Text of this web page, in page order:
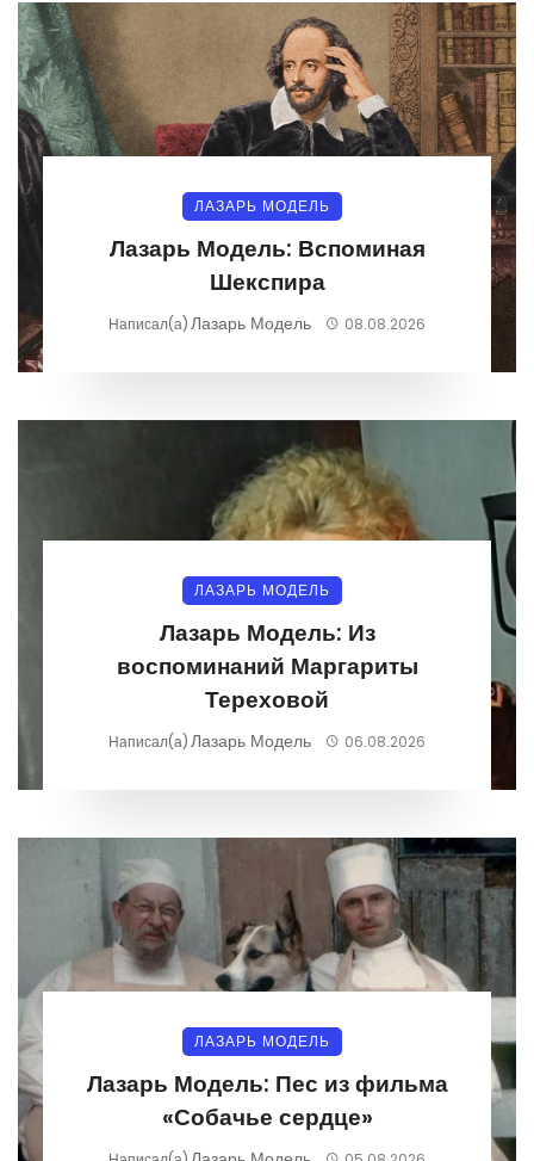
ЛАЗАРЬ МОДЕЛЬ
Лазарь Модель: Вспоминая
Шекспира
Написал(а)Лазарь Модель 08.08.2026
ЛАЗАРЬ МОДЕЛЬ
Лазарь Модель: Из
воспоминаний Маргариты
Тереховой
Написал(а)Лазарь Модель 06.08.2026
ЛАЗАРЬ МОДЕЛЬ
Лазарь Модель: Пес из фильма
«Собачье сердце»